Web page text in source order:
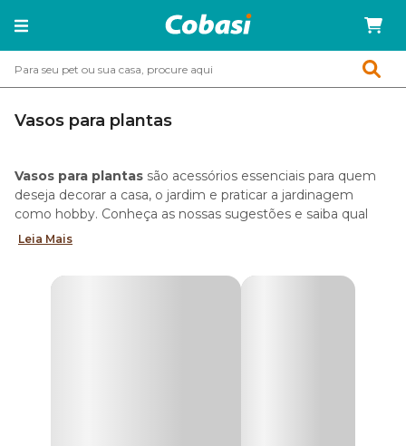
Vasos para plantas
Vasos para plantas são acessórios essenciais para quem
deseja decorar a casa, o jardim e praticar a jardinagem
como hobby. Conheça as nossas sugestões e saiba qual
vaso combina melhor com a sua plantinha preferida.
Tipos de vasos para plantas
Leia Mais